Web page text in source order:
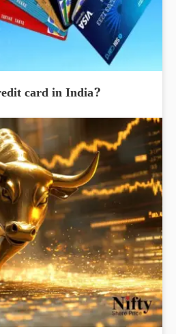
card in India?